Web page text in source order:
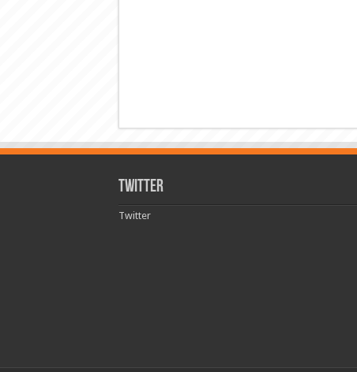
Twitter
Twitter